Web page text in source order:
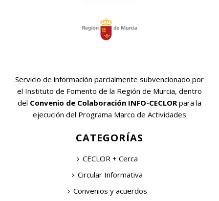
Servicio de información parcialmente subvencionado por
el Instituto de Fomento de la Región de Murcia, dentro
del Convenio de Colaboración INFO-CECLOR para la
ejecución del Programa Marco de Actividades
CATEGORÍAS
CECLOR + Cerca
Circular Informativa
Convenios y acuerdos